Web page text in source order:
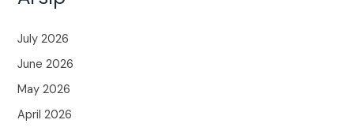
July 2026
June 2026
May 2026
April 2026